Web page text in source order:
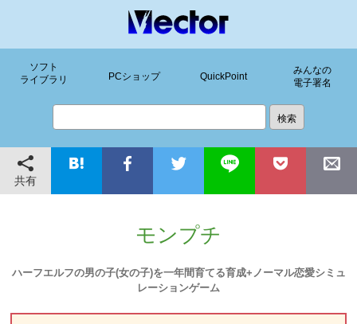
ソフト
ライブラリ
PCショップ QuickPoint
みんなの
電子署名
共有
モンプチ
ハーフエルフの男の子(女の子)を一年間育てる育成+ノーマル恋愛シミュ
レーションゲーム